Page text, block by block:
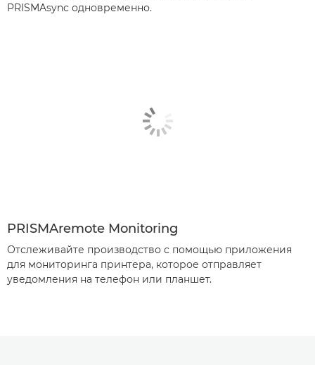
PRISMAsync одновременно.
PRISMAremote Monitoring
Отслеживайте производство с помощью приложения
для мониторинга принтера, которое отправляет
уведомления на телефон или планшет.